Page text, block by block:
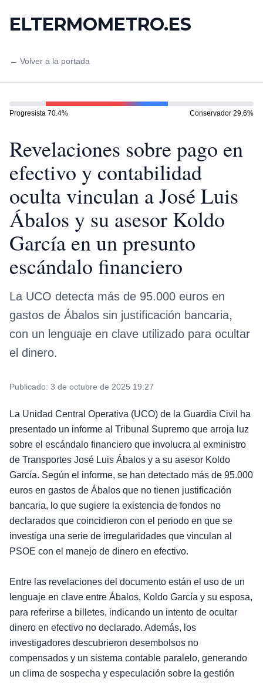
ELTERMOMETRO.ES
← Volver a la portada
Progresista 70.4% Conservador 29.6%
Revelaciones sobre pago en
efectivo y contabilidad
oculta vinculan a José Luis
Ábalos y su asesor Koldo
García en un presunto
escándalo financiero
La UCO detecta más de 95.000 euros en
gastos de Ábalos sin justificación bancaria,
con un lenguaje en clave utilizado para ocultar
el dinero.
Publicado: 3 de octubre de 2025 19:27
La Unidad Central Operativa (UCO) de la Guardia Civil ha
presentado un informe al Tribunal Supremo que arroja luz
sobre el escándalo financiero que involucra al exministro
de Transportes José Luis Ábalos y a su asesor Koldo
García. Según el informe, se han detectado más de 95.000
euros en gastos de Ábalos que no tienen justificación
bancaria, lo que sugiere la existencia de fondos no
declarados que coincidieron con el periodo en que se
investiga una serie de irregularidades que vinculan al
PSOE con el manejo de dinero en efectivo.
Entre las revelaciones del documento están el uso de un
lenguaje en clave entre Ábalos, Koldo García y su esposa,
para referirse a billetes, indicando un intento de ocultar
dinero en efectivo no declarado. Además, los
investigadores descubrieron desembolsos no
compensados y un sistema contable paralelo, generando
un clima de sospecha y especulación sobre la gestión